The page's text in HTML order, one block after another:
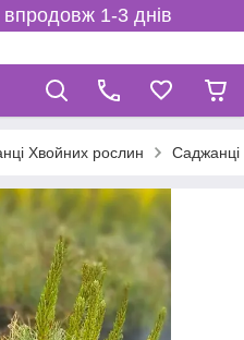
1-3 днів
Хвойних рослин